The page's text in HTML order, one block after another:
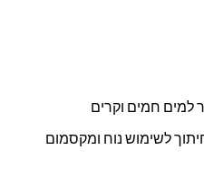
למים חמים וקרים
לשימוש נוח ומקסמום